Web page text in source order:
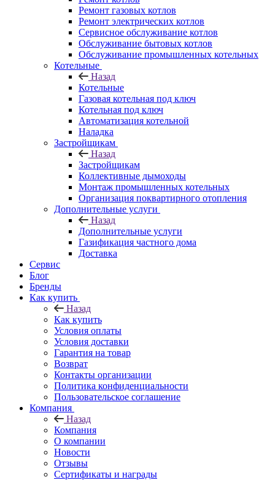
Ремонт газовых котлов
Ремонт электрических котлов
Сервисное обслуживание котлов
Обслуживание бытовых котлов
Обслуживание промышленных котельных
Котельные
Назад
Котельные
Газовая котельная под ключ
Котельная под ключ
Автоматизация котельной
Наладка
Застройщикам
Назад
Застройщикам
Коллективные дымоходы
Монтаж промышленных котельных
Организация поквартирного отопления
Дополнительные услуги
Назад
Дополнительные услуги
Газификация частного дома
Доставка
Сервис
Блог
Бренды
Как купить
Назад
Как купить
Условия оплаты
Условия доставки
Гарантия на товар
Возврат
Контакты организации
Политика конфиденциальности
Пользовательское соглашение
Компания
Назад
Компания
О компании
Новости
Отзывы
Сертификаты и награды